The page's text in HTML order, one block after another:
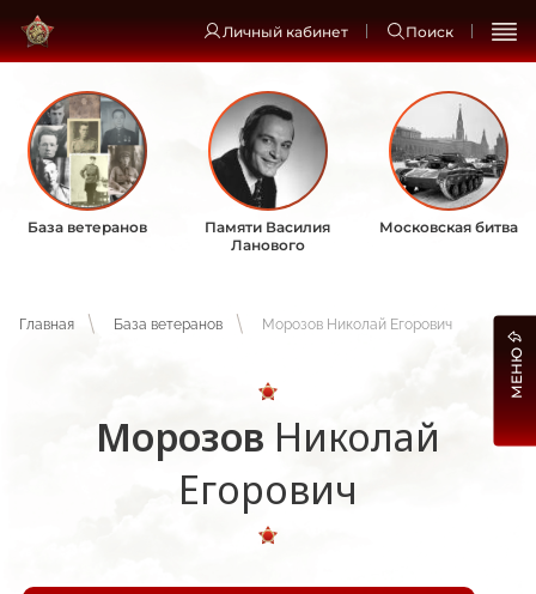
Личный кабинет Поиск
База ветеранов
Памяти Василия
Ланового
Московская битва
Главная База ветеранов Морозов Николай Егорович
Морозов Николай
Егорович
МЕНЮ